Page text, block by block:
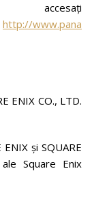
http://www.pana
ENIX CO., LTD.
și SQUARE
Square Enix